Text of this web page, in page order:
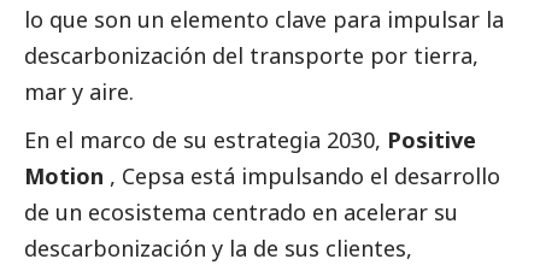
lo que son un elemento clave para impulsar la
descarbonización del transporte por tierra,
mar y aire.
En el marco de su estrategia 2030, Positive
Motion , Cepsa está impulsando el desarrollo
de un ecosistema centrado en acelerar su
descarbonización y la de sus clientes,